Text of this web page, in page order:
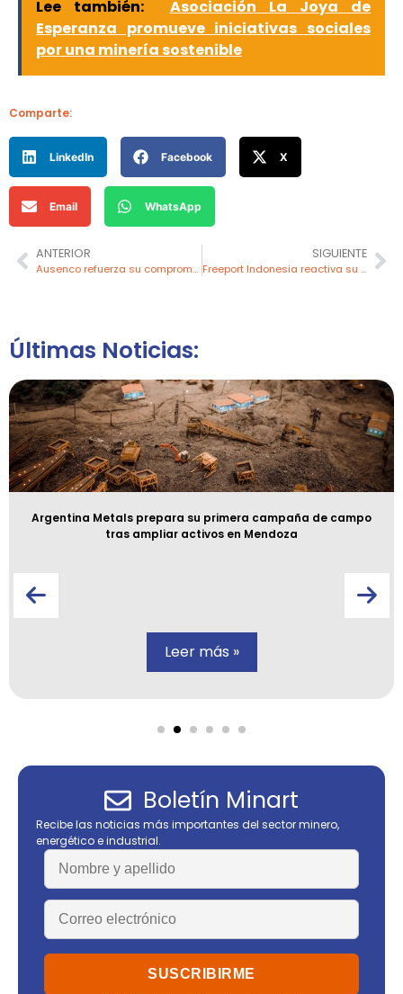
Lee también:
Asociación La Joya de
Esperanza promueve iniciativas sociales
por una minería sostenible
Comparte:
LinkedIn Facebook X
Email WhatsApp
ANTERIOR
Ausenco refuerza su compromiso con el liderazgo femenino en carreras STEM
SIGUIENTE
Freeport Indonesia reactiva su fundición Manyar antes de lo previsto tras incendio
Últimas Noticias:
Argentina Metals prepara su primera campaña de campo
tras ampliar activos en Mendoza
Leer más »
Boletín Minart
Recibe las noticias más importantes del sector minero,
energético e industrial.